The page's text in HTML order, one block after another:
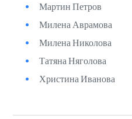
Мартин Петров
Милена Аврамова
Милена Николова
Татяна Няголова
Христина Иванова